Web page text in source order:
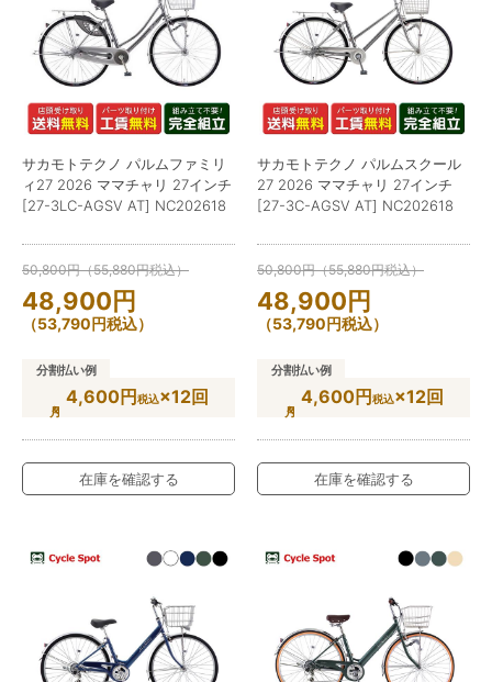
サカモトテクノ パルムファミリ
ィ27 2026 ママチャリ 27インチ
[27-3LC-AGSV AT] NC202618
50,800円（55,880円税込）
48,900円
（53,790円税込）
分割払い例
4,600円税込×12回
在庫を確認する
サカモトテクノ パルムスクール
27 2026 ママチャリ 27インチ
[27-3C-AGSV AT] NC202618
50,800円（55,880円税込）
48,900円
（53,790円税込）
分割払い例
4,600円税込×12回
在庫を確認する